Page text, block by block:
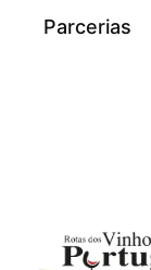
Parcerias